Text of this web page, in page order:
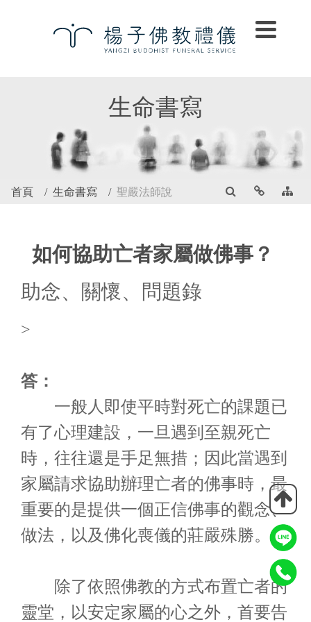
生命書寫
首頁 生命書寫 聖嚴法師說
如何協助亡者家屬做佛事？
助念、關懷、問題錄
>
答：
一般人即使平時對死亡的課題已
有了心理建設，一旦遇到至親死亡
時，往往還是手足無措；因此當遇到
家屬請求協助辦理亡者的佛事時，最
重要的是提供一個正信佛事的觀念、
做法，以及佛化喪儀的莊嚴殊勝。
除了依照佛教的方式布置亡者的
靈堂，以安定家屬的心之外，首要告